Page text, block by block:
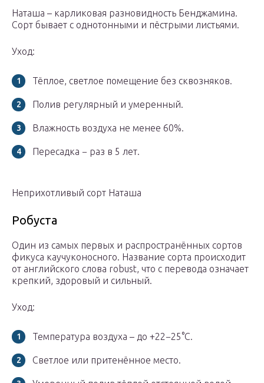
Наташа – карликовая разновидность Бенджамина.
Сорт бывает с однотонными и пёстрыми листьями.
Уход:
Тёплое, светлое помещение без сквозняков.
Полив регулярный и умеренный.
Влажность воздуха не менее 60%.
Пересадка − раз в 5 лет.
Неприхотливый сорт Наташа
Робуста
Один из самых первых и распространённых сортов
фикуса каучуконосного. Название сорта происходит
от английского слова robust, что с перевода означает
крепкий, здоровый и сильный.
Уход:
Температура воздуха – до +22−25°C.
Светлое или притенённое место.